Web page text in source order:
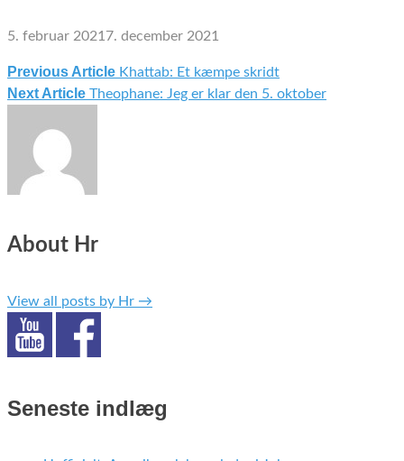
5. februar 2021 7. december 2021
Indlægsnavigation
Previous Article Khattab: Et kæmpe skridt
Next Article Theophane: Jeg er klar den 5. oktober
About Hr
View all posts by Hr →
Seneste indlæg